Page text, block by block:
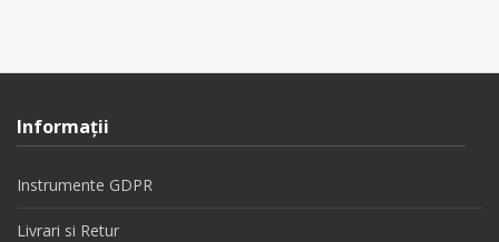
Informaţii
Instrumente GDPR
Livrari si Retur